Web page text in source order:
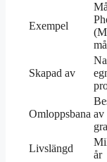
Exempel
Skapad av
Omloppsbana av
Livslängd
år